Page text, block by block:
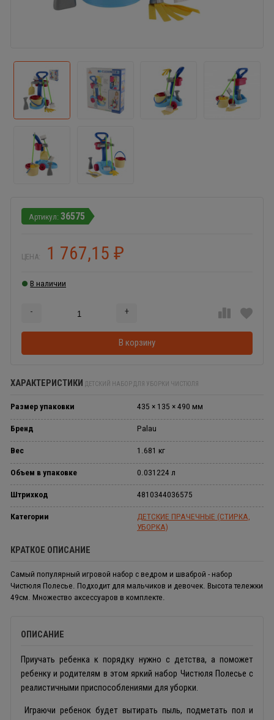
36575
ЦЕНА: 1 767,15 ₽
В наличии
- +
В корзину
ХАРАКТЕРИСТИКИ ДЕТСКИЙ НАБОР ДЛЯ УБОРКИ ЧИСТЮЛЯ
Размер упаковки 435 × 135 × 490 мм
Бренд Palau
Вес 1.681 кг
Объем в упаковке 0.031224 л
Штрихкод 4810344036575
Категории
ДЕТСКИЕ ПРАЧЕЧНЫЕ (СТИРКА,
УБОРКА)
КРАТКОЕ ОПИСАНИЕ
Самый популярный игровой набор с ведром и шваброй - набор
Чистюля Полесье. Подходит для мальчиков и девочек. Высота тележки
49см. Множество аксессуаров в комплекте.
ОПИСАНИЕ
Приучать ребенка к порядку нужно с детства, а поможет
ребенку и родителям в этом яркий набор Чистюля Полесье с
реалистичными приспособлениями для уборки.
Играючи ребенок будет вытирать пыль, подметать пол и